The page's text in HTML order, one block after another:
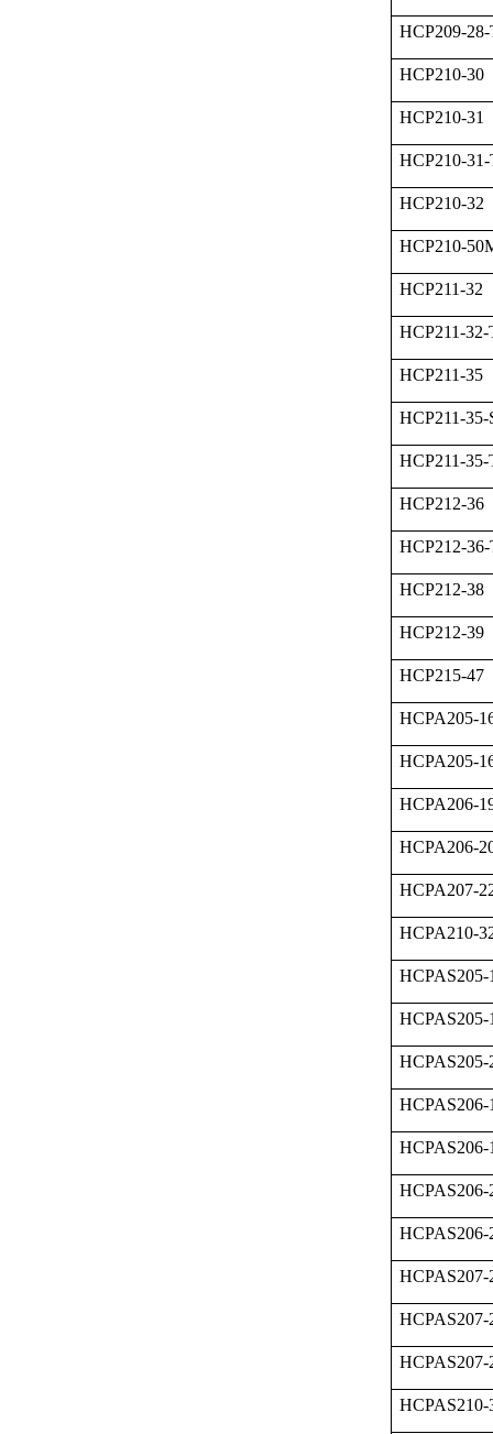
HCP209-
HCP210-30
HCP210-31
HCP210-
HCP210-32
HCP210-
HCP211-32
HCP211-
HCP211-35
HCP211-35-
HCP211-
HCP212-36
HCP212-
HCP212-38
HCP212-39
HCP215-47
HCPA205-
HCPA205-
HCPA206-
HCPA206-
HCPA207-
HCPA210-
HCPAS205-
HCPAS206-
HCPAS206-
HCPAS207-